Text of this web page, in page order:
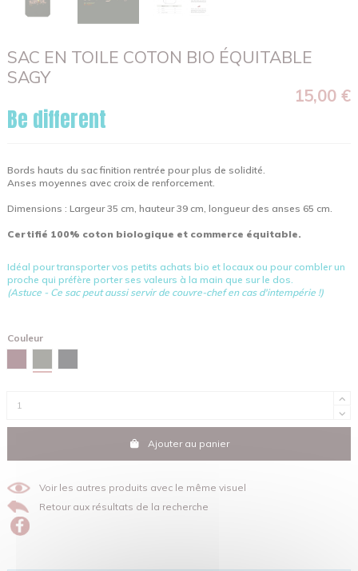
SAC EN TOILE COTON BIO ÉQUITABLE
SAGY
15,00 €
Be different
Bords hauts du sac finition rentrée pour plus de solidité.
Anses moyennes avec croix de renforcement.
Dimensions : Largeur 35 cm, hauteur 39 cm, longueur des anses 65 cm.
Certifié 100% coton biologique et commerce équitable.
Idéal pour transporter vos petits achats bio et locaux ou pour combler un
proche qui préfère porter ses valeurs à la main que sur le dos.
(Astuce - Ce sac peut aussi servir de couvre-chef en cas d'intempérie !)
Couleur
Ajouter au panier
Voir les autres produits avec le même visuel
Retour aux résultats de la recherche